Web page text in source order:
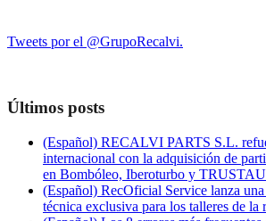
Tweets por el @GrupoRecalvi.
Últimos posts
(Español) RECALVI PARTS S.L.
internacional con la adquisición de
en Bombóleo, Iberoturbo y
(Español) RecOficial Service lanza una
técnica exclusiva para los talleres de la